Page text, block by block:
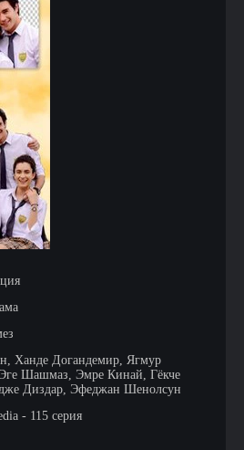
Ханде Догандемир, Ягмур
Шашмаз, Эмре Кинай, Гёкче
Диздар, Эфеджан Шенолсун
- 115 серия